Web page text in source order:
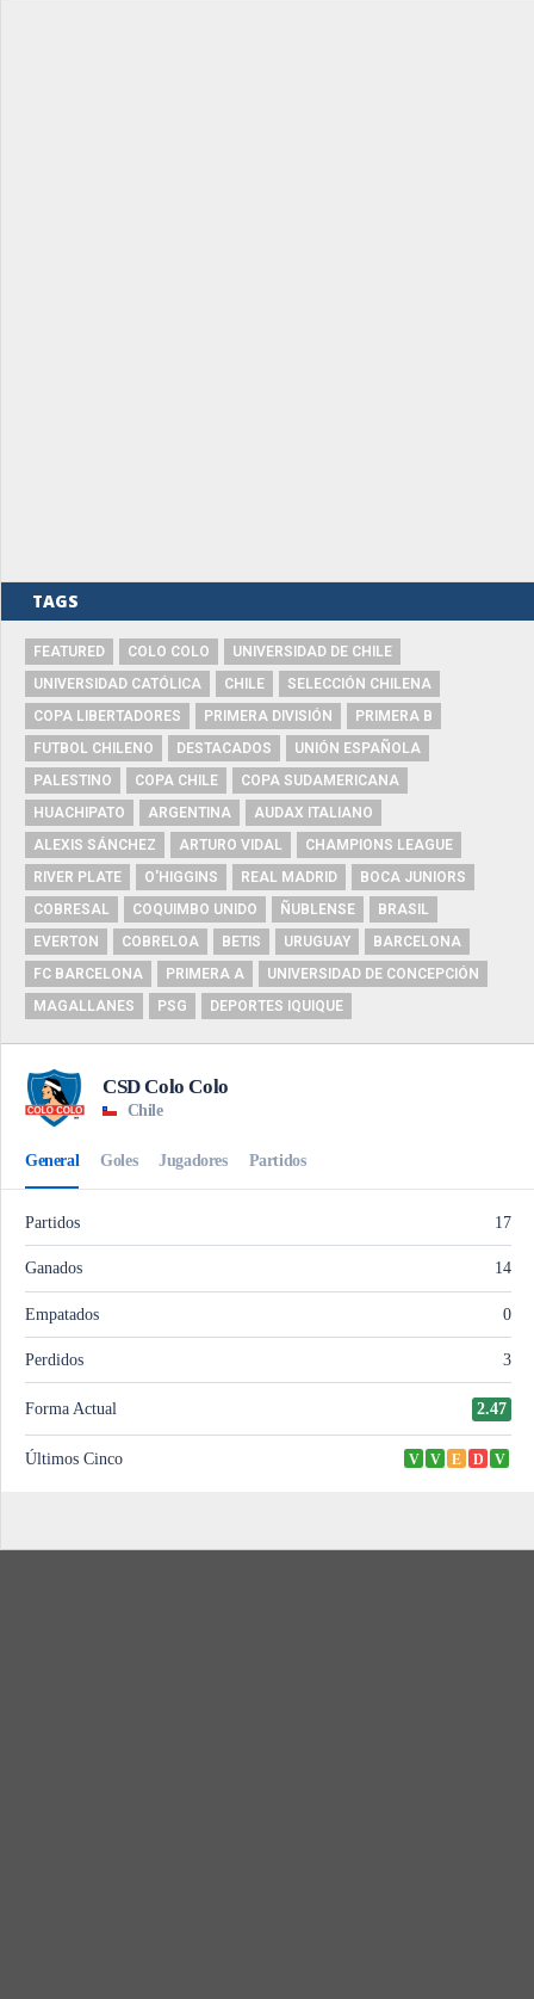
TAGS
FEATURED COLO COLO
UNIVERSIDAD DE CHILE
UNIVERSIDAD CATÓLICA
CHILE
SELECCIÓN CHILENA
COPA LIBERTADORES
PRIMERA DIVISIÓN
PRIMERA B
FUTBOL CHILENO
DESTACADOS
UNIÓN ESPAÑOLA
PALESTINO
COPA CHILE
COPA SUDAMERICANA
HUACHIPATO
ARGENTINA
AUDAX ITALIANO
ALEXIS SÁNCHEZ
ARTURO VIDAL
CHAMPIONS LEAGUE
RIVER PLATE
O'HIGGINS REAL MADRID
BOCA JUNIORS
COBRESAL
COQUIMBO UNIDO ÑUBLENSE
BRASIL
EVERTON
COBRELOA BETIS URUGUAY
BARCELONA
FC BARCELONA
PRIMERA A
UNIVERSIDAD DE CONCEPCIÓN
MAGALLANES
PSG DEPORTES IQUIQUE